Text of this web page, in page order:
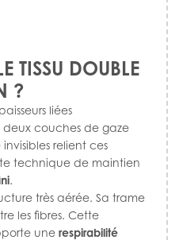
TISSU DOUBLE
?
liées
deux couches de gaze
relient ces
technique de maintien
.
très aérée. Sa trame
les fibres. Cette
une respirabilité